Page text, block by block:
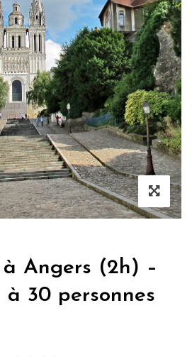
Angers (2h) –
à 30 personnes